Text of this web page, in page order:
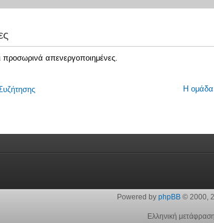
προσωρινά απενεργοποιημένες.
Η ομάδα
Powered by phpBB© 2000,
Ελληνική